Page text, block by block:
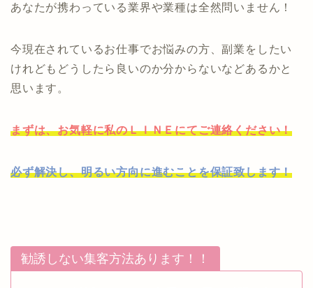
あなたが携わっている業界や業種は全然問いません！
今現在されているお仕事でお悩みの方、副業をしたい
けれどもどうしたら良いのか分からないなどあるかと
思います。
まずは、お気軽に私のＬＩＮＥにてご連絡ください！
必ず解決し、明るい方向に進むことを保証致します！
勧誘しない集客方法あります！！